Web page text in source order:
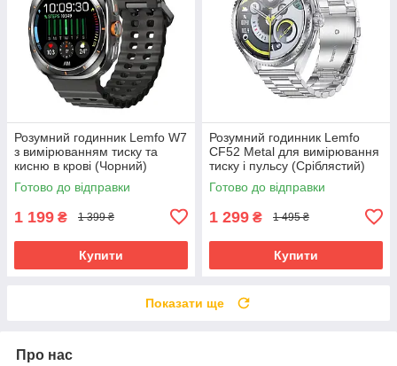
Розумний годинник Lemfo W7
з вимірюванням тиску та
кисню в крові (Чорний)
Готово до відправки
1 199 ₴ 1 399 ₴
Купити
Розумний годинник Lemfo
CF52 Metal для вимірювання
тиску і пульсу (Сріблястий)
Готово до відправки
1 299 ₴ 1 495 ₴
Купити
Показати ще
Про нас